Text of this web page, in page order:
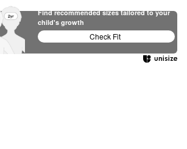
Find recommended sizes tailored to your
child's growth
Check Fit